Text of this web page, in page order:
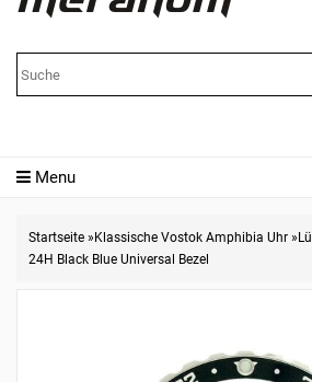
Menu
Startseite » Klassische Vostok Amphibia Uhr »
24H Black Blue Universal Bezel